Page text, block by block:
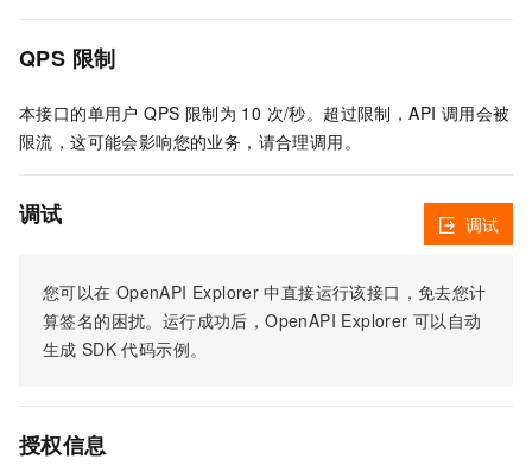
QPS 限制
本接口的单用户 QPS 限制为 10 次/秒。超过限制，API 调用会被
限流，这可能会影响您的业务，请合理调用。
调试
您可以在 OpenAPI Explorer 中直接运行该接口，免去您计
算签名的困扰。运行成功后，OpenAPI Explorer 可以自动
生成 SDK 代码示例。
调试
授权信息